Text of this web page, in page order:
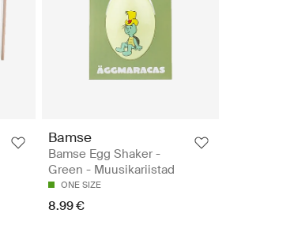
Bamse
Bamse Egg Shaker -
Green - Muusikariistad
ONE SIZE
8.99 €